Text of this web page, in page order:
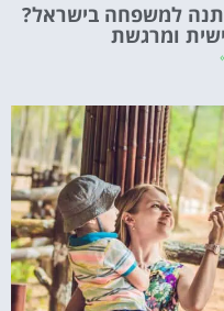
למשפחה בישראל?
ומרגשת